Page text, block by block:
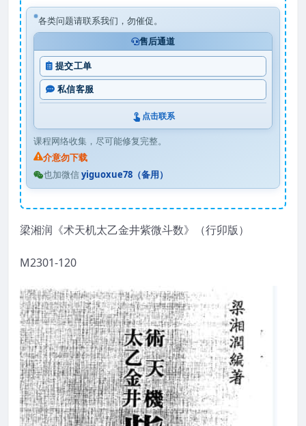
各类问题请联系我们，勿催促。
售后通道
提交工单
私信客服
点击联系
课程网络收集，尽可能修复完整。
介意勿下载
也加微信yiguoxue78（备用）
梁湘润《术天机太乙金井紫微斗数》（行卯版）
M2301-120